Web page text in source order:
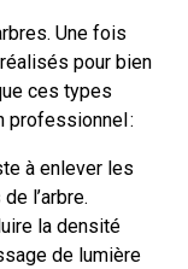
Une fois
pour bien
ces types
professionnel :
à enlever les
l’arbre.
la densité
de lumière